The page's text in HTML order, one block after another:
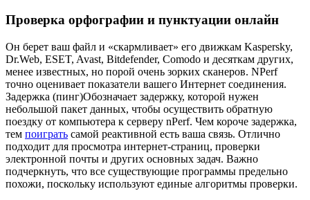
Проверка орфографии и пунктуации онлайн
Он берет ваш файл и «скармливает» его движкам Kaspersky,
Dr.Web, ESET, Avast, Bitdefender, Comodo и десяткам других,
менее известных, но порой очень зорких сканеров. NPerf
точно оценивает показатели вашего Интернет соединения.
Задержка (пинг)Обозначает задержку, которой нужен
небольшой пакет данных, чтобы осуществить обратную
поездку от компьютера к серверу nPerf. Чем короче задержка,
тем поиграть самой реактивной есть ваша связь. Отлично
подходит для просмотра интернет-страниц, проверки
электронной почты и других основных задач. Важно
подчеркнуть, что все существующие программы предельно
похожи, поскольку используют единые алгоритмы проверки.